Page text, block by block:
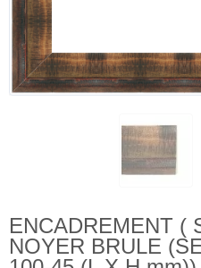
ENCADREMENT (
NOYER BRULE